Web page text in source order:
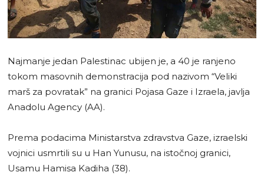
Najmanje jedan Palestinac ubijen je, a 40 je ranjeno
tokom masovnih demonstracija pod nazivom “Veliki
marš za povratak” na granici Pojasa Gaze i Izraela, javlja
Anadolu Agency (AA).
Prema podacima Ministarstva zdravstva Gaze, izraelski
vojnici usmrtili su u Han Yunusu, na istočnoj granici,
Usamu Hamisa Kadiha (38).